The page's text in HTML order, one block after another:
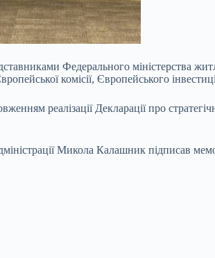
Федерального міністерства
комісії, Європейського
реалізації Декларації про
Микола Калашник підписав